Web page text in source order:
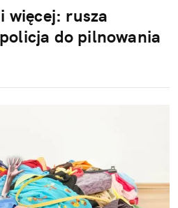
więcej: rusza
do pilnowania